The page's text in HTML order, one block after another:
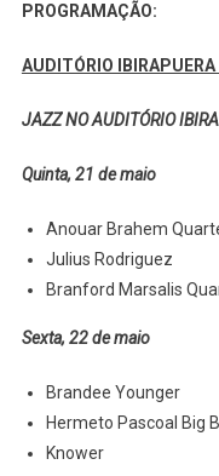
PROGRAMAÇÃO:
AUDITÓRIO
JAZZ NO AUDITÓRIO
Quinta, 21 de maio
Anouar Brahem
Julius Rodriguez
Branford Marsalis
Sexta, 22 de maio
Brandee Younger
Hermeto Pascoal Big
Knower